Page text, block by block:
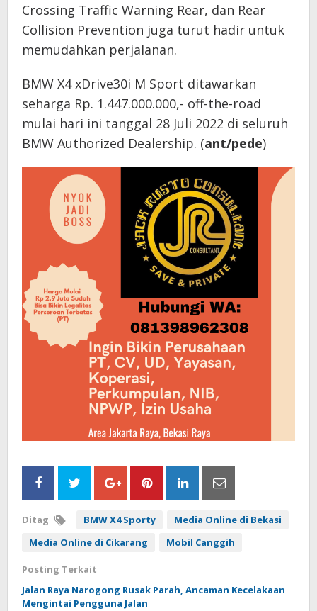
Crossing Traffic Warning Rear, dan Rear
Collision Prevention juga turut hadir untuk
memudahkan perjalanan.
BMW X4 xDrive30i M Sport ditawarkan
seharga Rp. 1.447.000.000,- off-the-road
mulai hari ini tanggal 28 Juli 2022 di seluruh
BMW Authorized Dealership. (ant/pede)
Ditag BMW X4 Sporty
Media Online di Bekasi
Media Online di Cikarang
Mobil Canggih
Posting Terkait
Jalan Raya Narogong Rusak Parah, Ancaman Kecelakaan
Mengintai Pengguna Jalan